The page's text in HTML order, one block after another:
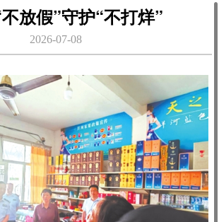
放假”守护“不打烊”
2026-07-08